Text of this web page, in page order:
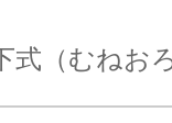
式（むねお